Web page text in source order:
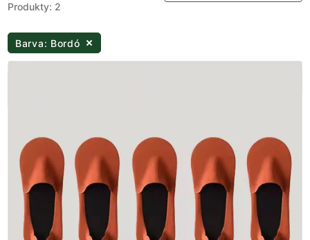
Produkty: 2
Barva: Bordó